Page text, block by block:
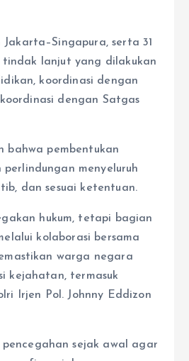
serta 31
tindak lanjut yang dilakukan
koordinasi dengan
dengan Satgas
bahwa pembentukan
menyeluruh
dan sesuai ketentuan.
hukum, tetapi bagian
kolaborasi bersama
warga negara
kejahatan, termasuk
Irjen Pol. Johnny Eddizon
sejak awal agar